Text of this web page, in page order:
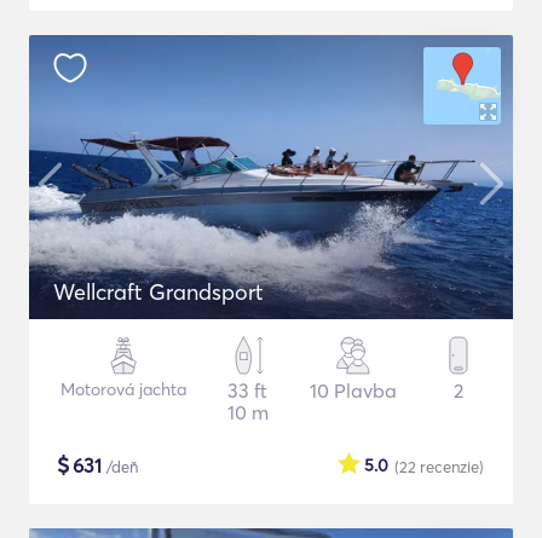
Wellcraft Grandsport
Motorová jachta
33 ft
10 m
10 Plavba 2
$631 /deň (22 recenzie)
5.0